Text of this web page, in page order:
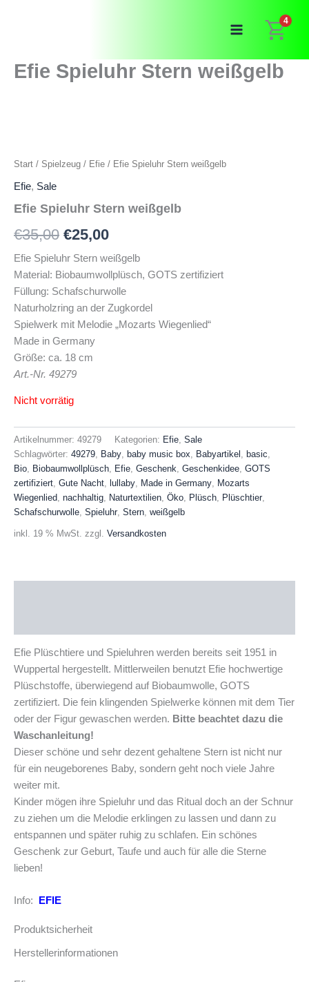
4
Efie Spieluhr Stern weißgelb
Start / Spielzeug / Efie / Efie Spieluhr Stern weißgelb
Efie, Sale
Efie Spieluhr Stern weißgelb
€35,00 Ursprünglicher
Preis
war:
€35,00
€25,00Aktueller
Preis
ist:
€25,00.
Efie Spieluhr Stern weißgelb
Material: Biobaumwollplüsch, GOTS zertifiziert
Füllung: Schafschurwolle
Naturholzring an der Zugkordel
Spielwerk mit Melodie „Mozarts Wiegenlied“
Made in Germany
Größe: ca. 18 cm
Art.-Nr. 49279
Nicht vorrätig
Artikelnummer: 49279 Kategorien: Efie Sale
Schlagwörter: 49279 Baby baby music box Babyartikel basic
Bio Biobaumwollplüsch Efie Geschenk Geschenkidee GOTS
zertifiziert Gute Nacht lullaby Made in Germany Mozarts
Wiegenlied nachhaltig Naturtextilien Öko Plüsch Plüschtier
Schafschurwolle Spieluhr Stern weißgelb
inkl. 19 % MwSt. zzgl. Versandkosten
Efie Plüschtiere und Spieluhren werden bereits seit 1951 in
Wuppertal hergestellt. Mittlerweilen benutzt Efie hochwertige
Plüschstoffe, überwiegend auf Biobaumwolle, GOTS
zertifiziert. Die fein klingenden Spielwerke können mit dem Tier
oder der Figur gewaschen werden. Bitte beachtet dazu die
Waschanleitung!
Dieser schöne und sehr dezent gehaltene Stern ist nicht nur
für ein neugeborenes Baby, sondern geht noch viele Jahre
weiter mit.
Kinder mögen ihre Spieluhr und das Ritual doch an der Schnur
zu ziehen um die Melodie erklingen zu lassen und dann zu
entspannen und später ruhig zu schlafen. Ein schönes
Geschenk zur Geburt, Taufe und auch für alle die Sterne
lieben!
Info: EFIE
Produktsicherheit
Herstellerinformationen